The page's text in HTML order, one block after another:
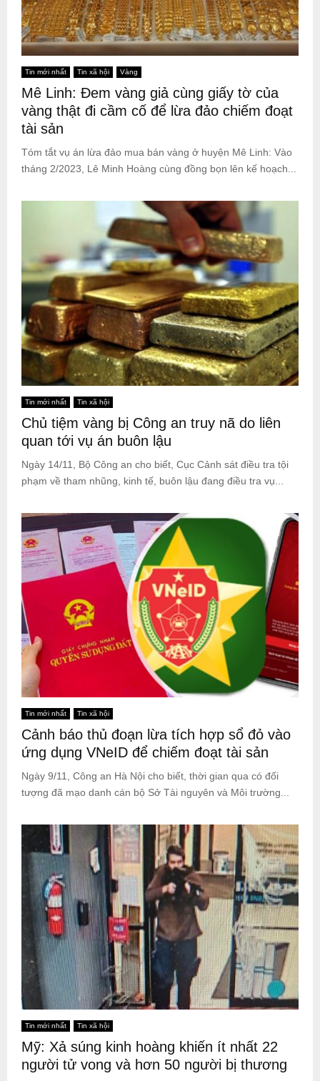
Tin mới nhất Tin xã hội Vàng
Mê Linh: Đem vàng giả cùng giấy tờ của
vàng thật đi cầm cố để lừa đảo chiếm đoạt
tài sản
Tóm tắt vụ án lừa đảo mua bán vàng ở huyện Mê Linh: Vào
tháng 2/2023, Lê Minh Hoàng cùng đồng bọn lên kế hoạch...
Tin mới nhất Tin xã hội
Chủ tiệm vàng bị Công an truy nã do liên
quan tới vụ án buôn lậu
Ngày 14/11, Bộ Công an cho biết, Cục Cảnh sát điều tra tội
phạm về tham nhũng, kinh tế, buôn lậu đang điều tra vụ...
Tin mới nhất Tin xã hội
Cảnh báo thủ đoạn lừa tích hợp sổ đỏ vào
ứng dụng VNeID để chiếm đoạt tài sản
Ngày 9/11, Công an Hà Nội cho biết, thời gian qua có đối
tượng đã mạo danh cán bộ Sở Tài nguyên và Môi trường...
Tin mới nhất Tin xã hội
Mỹ: Xả súng kinh hoàng khiến ít nhất 22
người tử vong và hơn 50 người bị thương